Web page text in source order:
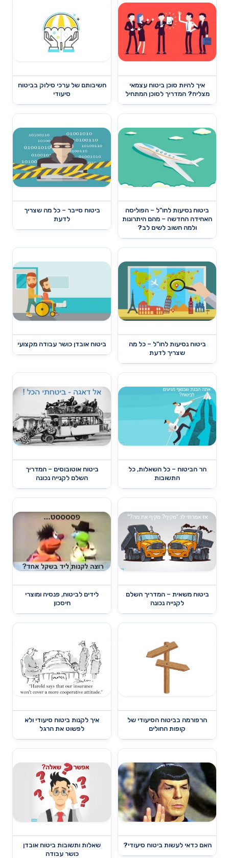
איך להיות סוכן ביטוח עצמאי
מצליח? המדריך לסוכן המתחיל
חשיבותם של ערכי סילוק בביטוח
סיעודי
ביטוח נסיעות לחו"ל – הפוליסה
האחידה החדשה – מהם היתרונות
ולמה חשוב לשים לב?
ביטוח סייבר – כל מה שצריך
לדעת
ביטוח נסיעות לחו"ל – כל מה
שצריך לדעת
ביטוח אובדן כושר עבודה מקצועי
הר הביטוח – כל השאלות, כל
התשובות
ביטוח אוטובוסים – המדריך
השלם לקנייה נכונה
ביטוח משאית – המדריך השלם
לקנייה נכונה
לידים לביטוח, פנסיה ומוצרי
חיסכון
הרפורמה בביטוח הסיעודי של
קופות החולים
איך לקנות ביטוח סיעודי ולא
לפשוט את הרגל
האם כדאי לעשות ביטוח סיעודי?
שאלות ותשובות ביטוח אובדן
כושר עבודה